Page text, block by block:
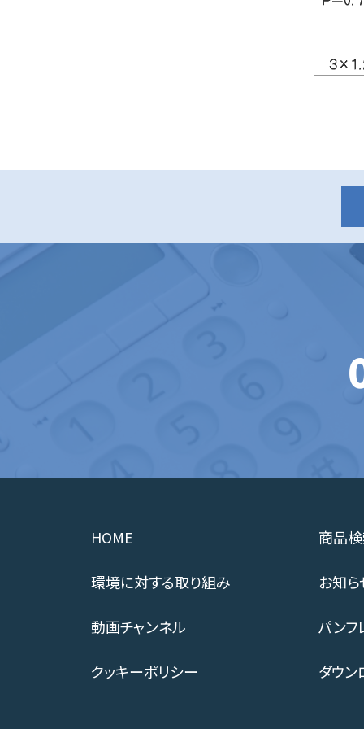
HOME 商品
環境に対する取り組み お知
動画チャンネル パンフ
クッキーポリシー ダウ